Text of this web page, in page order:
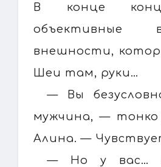
В конце
внешности,
Шеи там, руки…
— Вы
мужчина, — тонко
Алина. —
— Но у вас…